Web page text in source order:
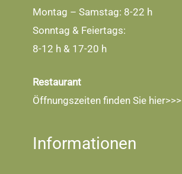
Montag – Samstag: 8-22 h
Sonntag & Feiertags:
8-12 h & 17-20 h
Restaurant
Öffnungszeiten finden Sie hier>>>
Informationen